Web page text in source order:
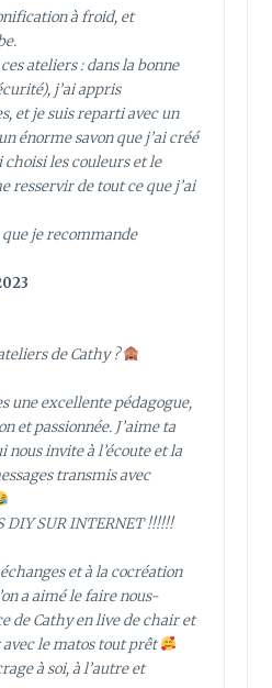
à froid, et
ateliers : dans la bonne
j’ai appris
et je suis reparti avec un
énorme savon que j’ai créé
les couleurs et le
resservir de tout ce que j’ai
je recommande
de Cathy ?
une excellente pédagogue,
et passionnée. J’aime ta
invite à l’écoute et la
transmis avec
DIY SUR INTERNET !!!!!!
et à la cocréation
a aimé le faire nous-
de Cathy en live de chair et
avec le matos tout prêt
à soi, à l’autre et